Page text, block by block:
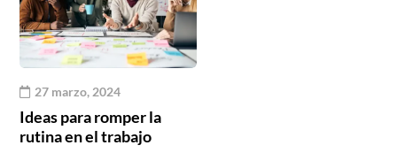
27 marzo, 2024
Ideas para romper la
rutina en el trabajo